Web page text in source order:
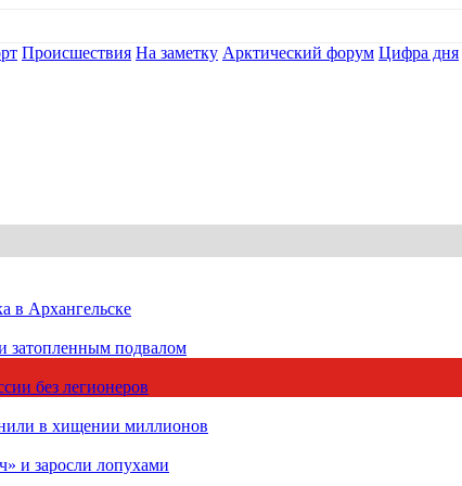
Происшествия На заметку Арктический форум Цифра дня
в Архангельске
затопленным подвалом
без легионеров
в хищении миллионов
и заросли лопухами